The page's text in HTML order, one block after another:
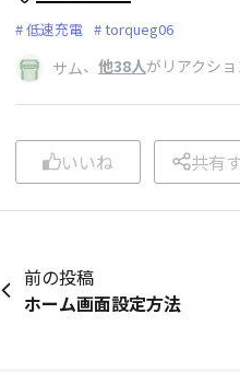
低速充電 torqueg06
サム、 他38人がリアクショ
いいね 共有
前の投稿
ホーム画面設定方法